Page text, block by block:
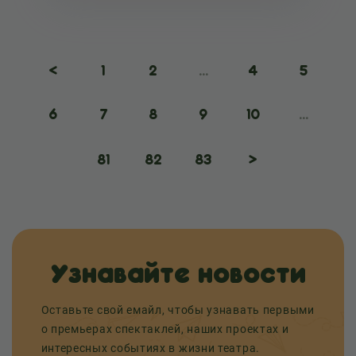
< 1 2 ... 4 5
6 7 8 9 10 ...
81 82 83 >
Узнавайте новости
Оставьте свой емайл, чтобы узнавать первыми
о премьерах спектаклей, наших проектах и
интересных событиях в жизни театра.